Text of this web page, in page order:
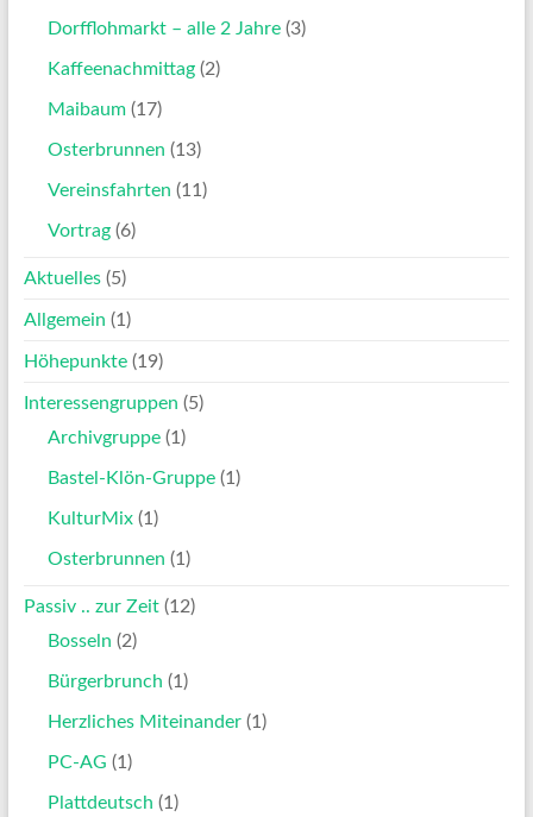
Dorfflohmarkt – alle 2 Jahre(3)
Kaffeenachmittag(2)
Maibaum(17)
Osterbrunnen (13)
Vereinsfahrten (11)
Vortrag(6)
Aktuelles(5)
Allgemein (1)
Höhepunkte(19)
Interessengruppen (5)
Archivgruppe(1)
Bastel-Klön-Gruppe(1)
KulturMix(1)
Osterbrunnen (1)
Passiv .. zur Zeit(12)
Bosseln (2)
Bürgerbrunch (1)
Herzliches Miteinander(1)
PC-AG (1)
Plattdeutsch (1)